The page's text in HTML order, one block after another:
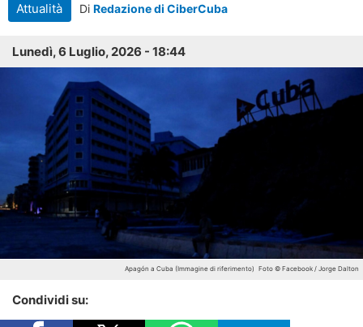
Attualità Di Redazione di CiberCuba
Lunedì, 6 Luglio, 2026 - 18:44
Apagón a Cuba (Immagine di riferimento) Foto © Facebook / Jorge Dalton
Condividi su: